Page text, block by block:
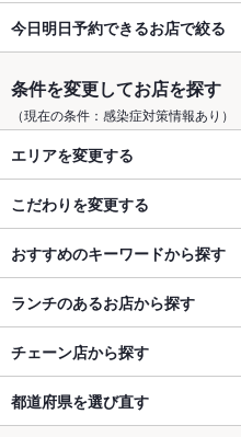
今日明日予約できるお店で絞る
条件を変更してお店を探す
（現在の条件：感染症対策情報あり）
エリアを変更する
こだわりを変更する
おすすめのキーワードから探す
ランチのあるお店から探す
チェーン店から探す
都道府県を選び直す